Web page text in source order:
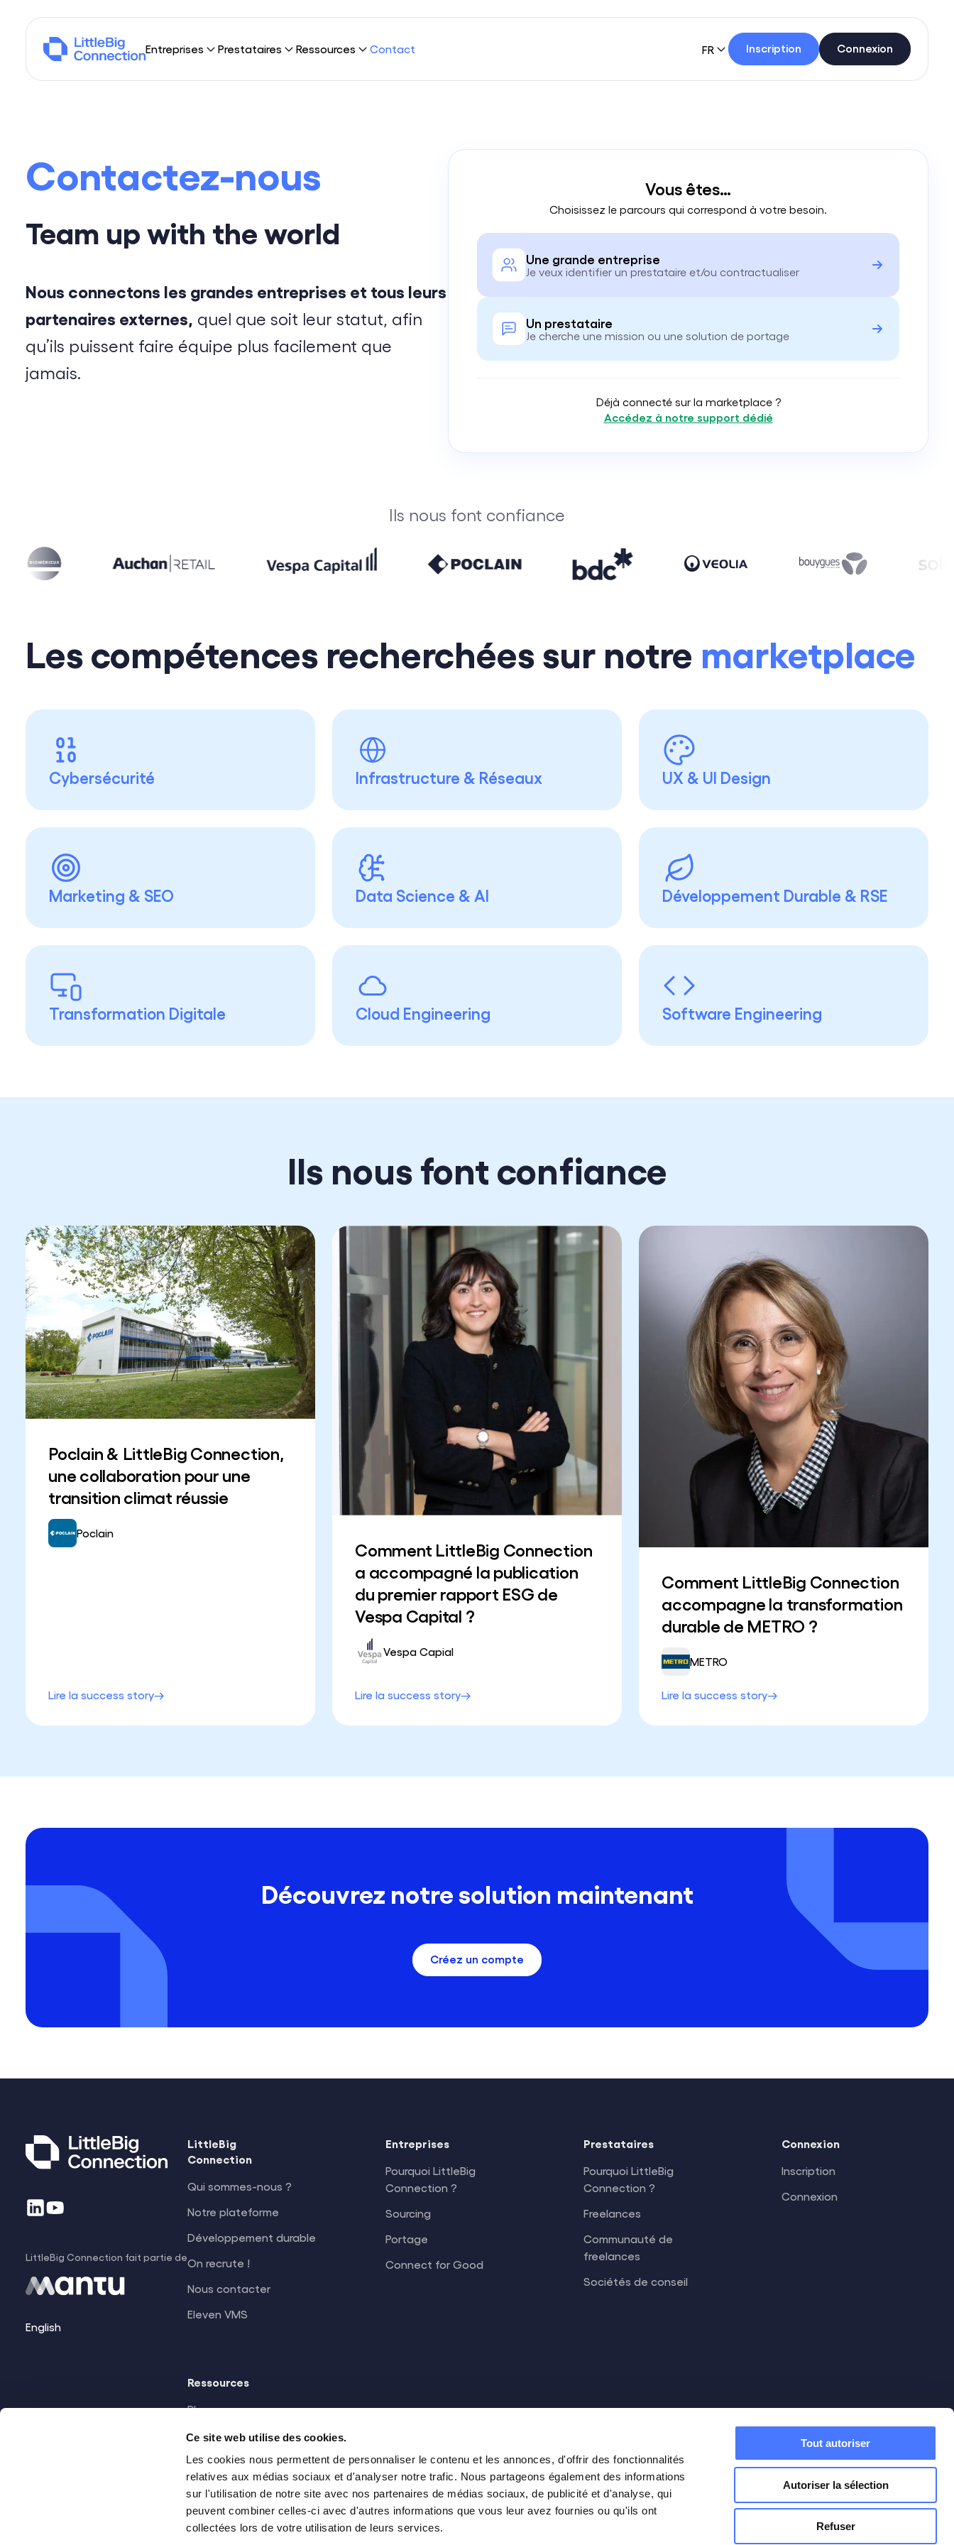
Ce site web utilise des cookies.
Les cookies nous permettent de personnaliser le contenu et les annonces, d'offrir des fonctionnalités
relatives aux médias sociaux et d'analyser notre trafic. Nous partageons également des informations
sur l'utilisation de notre site avec nos partenaires de médias sociaux, de publicité et d'analyse, qui
peuvent combiner celles-ci avec d'autres informations que vous leur avez fournies ou qu'ils ont
collectées lors de votre utilisation de leurs services.
Tout autoriser
Autoriser la sélection
Refuser
Entreprises
Portage
Prestataires
Trouver des missions
Infrastructure & Réseaux
UX & UI Design
Marketing & SEO
Data Science & AI
Développement Durable & RSE
Transformation Digitale
Ressources
Nos clients
Développement durable
Contact FR Inscription Connexion
Contactez-nous
Team up with the world
Nous connectons les grandes entreprises et tous leurs
partenaires externes, quel que soit leur statut, afin
qu’ils puissent faire équipe plus facilement que
jamais.
Vous êtes…
Choisissez le parcours qui correspond à votre besoin.
Une grande entreprise
Je veux identifier un prestataire et/ou contractualiser
Un prestataire
Je cherche une mission ou une solution de portage
Déjà connecté sur la marketplace ?
Accédez à notre support dédié
Ils nous font confiance
Les compétences recherchées sur notre marketplace
Cybersécurité Infrastructure & Réseaux UX & UI Design
Marketing & SEO Data Science & AI Développement Durable & RSE
Transformation Digitale Cloud Engineering Software Engineering
Ils nous font confiance
Poclain & LittleBig Connection,
une collaboration pour une
transition climat réussie
Poclain
Lire la success story
Comment LittleBig Connection
a accompagné la publication
du premier rapport ESG de
Vespa Capital ?
Vespa Capial
Lire la success story
Comment LittleBig Connection
accompagne la transformation
durable de METRO ?
METRO
Lire la success story
Découvrez notre solution maintenant
Créez un compte
LittleBig Connection fait partie de
English
LittleBig
Connection
Qui sommes-nous ?
Notre plateforme
Développement durable
On recrute !
Nous contacter
Eleven VMS
Entreprises
Pourquoi LittleBig
Connection ?
Sourcing
Portage
Connect for Good
Prestataires
Pourquoi LittleBig
Connection ?
Freelances
Communauté de
freelances
Sociétés de conseil
Connexion
Inscription
Connexion
Ressources
Blog
Publications
Nos clients